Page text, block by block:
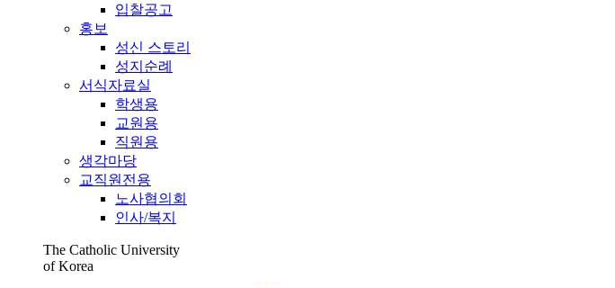
입찰공고
홍보
성신 스토리
성지순례
서식자료실
학생용
교원용
직원용
생각마당
교직원전용
노사협의회
인사/복지
The Catholic University
of Korea